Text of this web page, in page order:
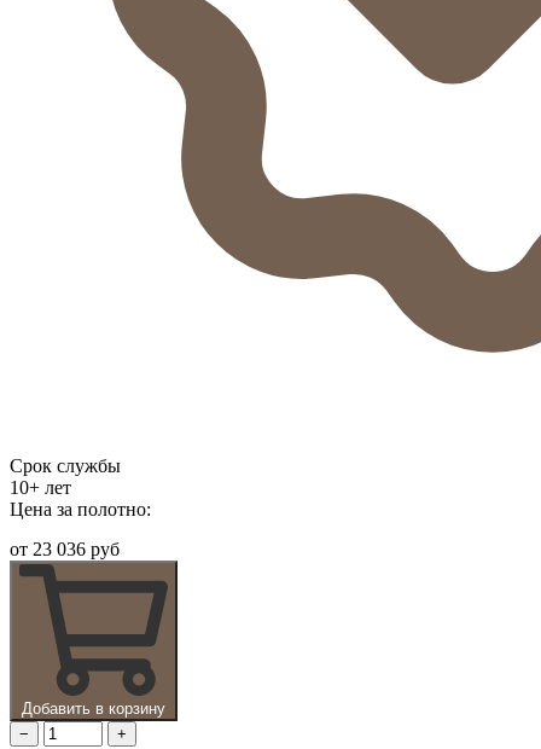
Срок службы
10+ лет
Цена за полотно:
от 23 036 руб
Добавить в корзину
−
+